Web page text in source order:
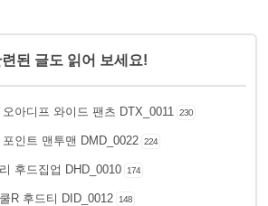
된 글도 읽어 보세요!
아디프 와이드 팬츠 DTX_0011 230
인트 맨투맨 DMD_0022 224
후드집업 DHD_0010 174
R 후드티 DID_0012 148